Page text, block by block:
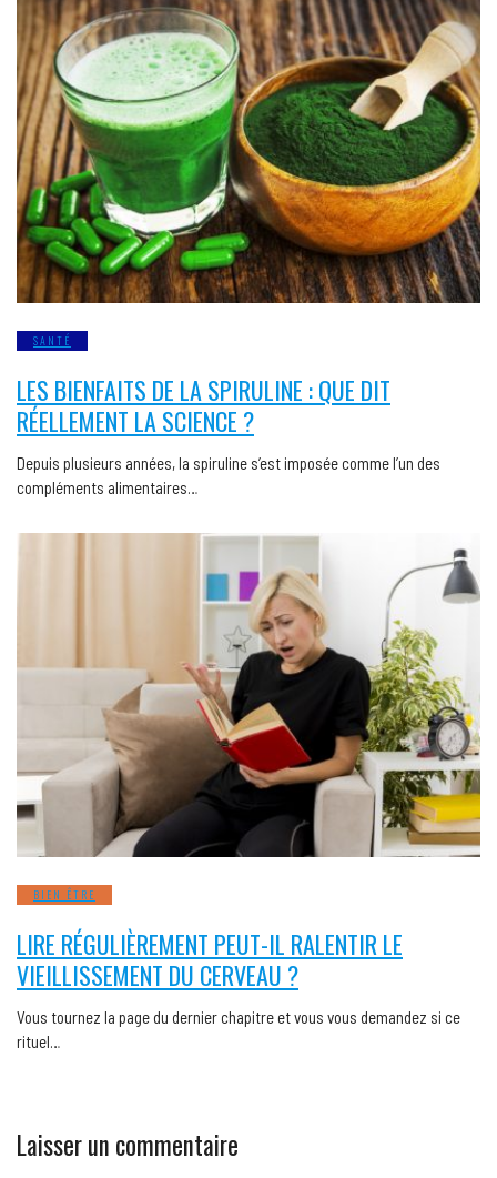
SANTÉ
LES BIENFAITS DE LA SPIRULINE : QUE DIT
RÉELLEMENT LA SCIENCE ?
Depuis plusieurs années, la spiruline s’est imposée comme l’un des
compléments alimentaires…
BIEN ÊTRE
LIRE RÉGULIÈREMENT PEUT-IL RALENTIR LE
VIEILLISSEMENT DU CERVEAU ?
Vous tournez la page du dernier chapitre et vous vous demandez si ce
rituel…
Laisser un commentaire